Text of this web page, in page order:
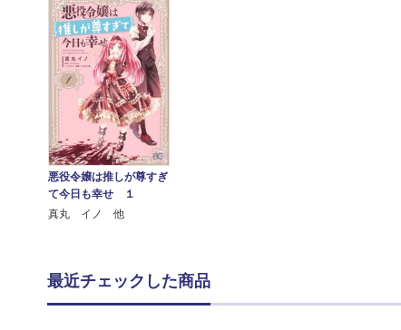
悪役令嬢は推しが尊すぎ
て今日も幸せ １
真丸 イノ 他
最近チェックした商品